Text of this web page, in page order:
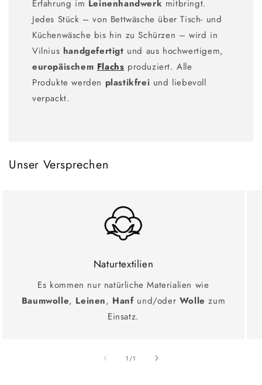
Erfahrung im Leinenhandwerk mitbringt.
Jedes Stück – von Bettwäsche über Tisch- und
Küchenwäsche bis hin zu Schürzen – wird in
Vilnius handgefertigt und aus hochwertigem,
europäischem Flachs produziert. Alle
Produkte werden plastikfrei und liebevoll
verpackt.
Unser Versprechen
Naturtextilien
Es kommen nur natürliche Materialien wie
Baumwolle, Leinen, Hanfund/oder Wolle zum
Einsatz.
1 /Ab1